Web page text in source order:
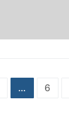
… 6